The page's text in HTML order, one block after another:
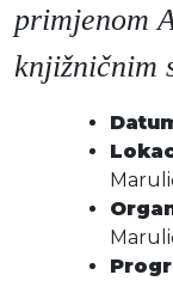
primjenom
knjižničnim